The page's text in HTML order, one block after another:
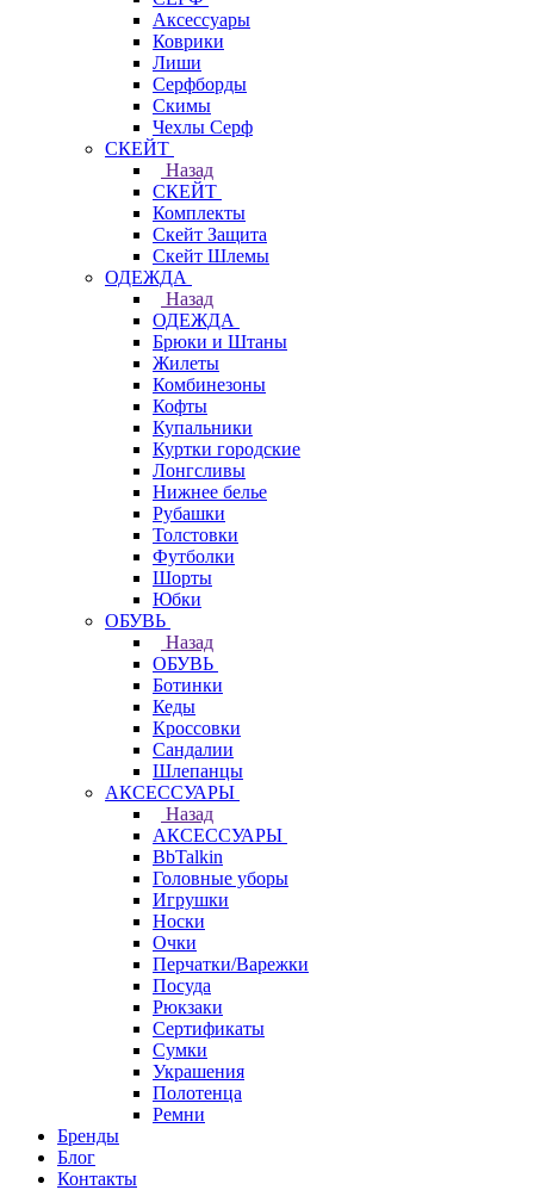
Аксессуары
Коврики
Лиши
Серфборды
Скимы
Чехлы Cерф
СКЕЙТ
Назад
СКЕЙТ
Комплекты
Скейт Защита
Скейт Шлемы
ОДЕЖДА
Назад
ОДЕЖДА
Брюки и Штаны
Жилеты
Комбинезоны
Кофты
Купальники
Куртки городские
Лонгсливы
Нижнее белье
Рубашки
Толстовки
Футболки
Шорты
Юбки
ОБУВЬ
Назад
ОБУВЬ
Ботинки
Кеды
Кроссовки
Сандалии
Шлепанцы
АКСЕССУАРЫ
Назад
АКСЕССУАРЫ
BbTalkin
Головные уборы
Игрушки
Носки
Очки
Перчатки/Варежки
Посуда
Рюкзаки
Сертификаты
Сумки
Украшения
Полотенца
Ремни
Бренды
Блог
Контакты